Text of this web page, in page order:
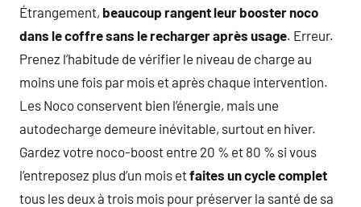
Étrangement, beaucoup rangent leur booster noco
dans le coffre sans le recharger après usage. Erreur.
Prenez l’habitude de vérifier le niveau de charge au
moins une fois par mois et après chaque intervention.
Les Noco conservent bien l’énergie, mais une
autodecharge demeure inévitable, surtout en hiver.
Gardez votre noco-boost entre 20 % et 80 % si vous
l’entreposez plus d’un mois etfaites un cycle complet
tous les deux à trois mois pour préserver la santé de sa